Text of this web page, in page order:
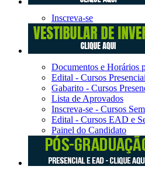
Inscreva-se
Documentos e Horários
Edital - Cursos
Gabarito - Cursos
Lista de Aprovados
Inscreva-se - Cursos
Edital - Cursos EAD e
Painel do Candidato